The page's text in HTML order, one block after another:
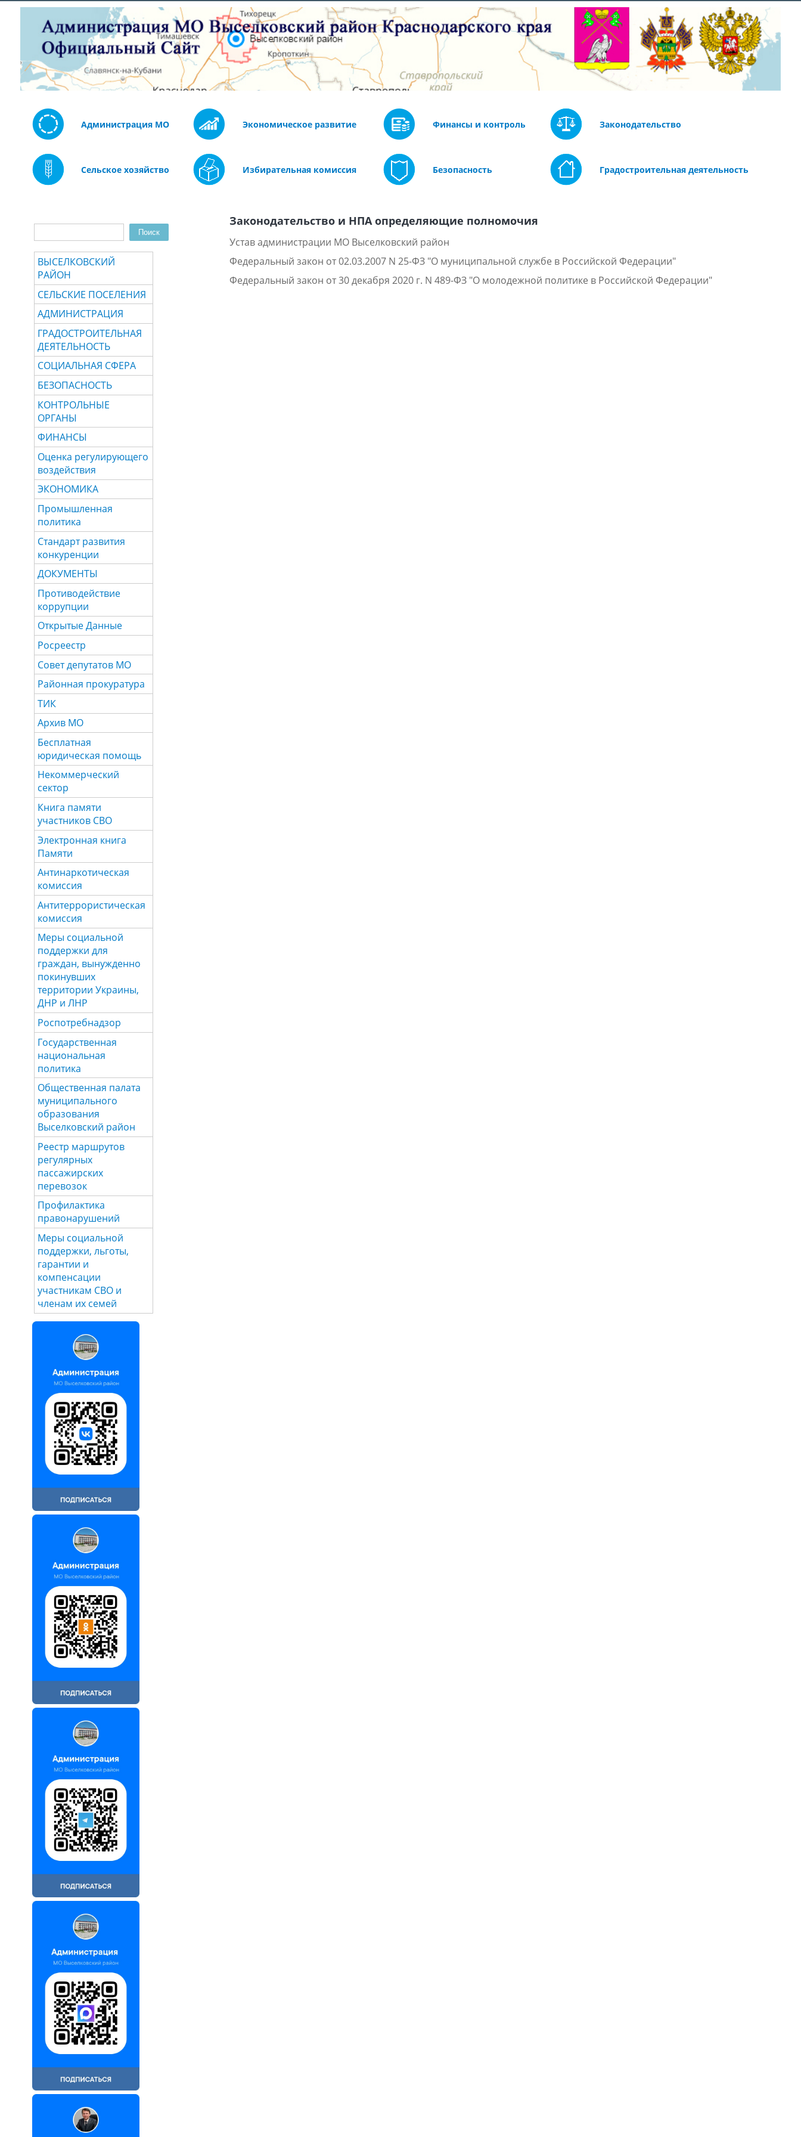
Администрация МО Экономическое развитие Финансы и контроль Законодательство
Сельское хозяйство Избирательная комиссия Безопасность Градостроительная деятельность
Законодательство и НПА определяющие полномочия
Устав администрации МО Выселковский район
Федеральный закон от 02.03.2007 N 25-ФЗ "О муниципальной службе в Российской Федерации"
Федеральный закон от 30 декабря 2020 г. N 489-ФЗ "О молодежной политике в Российской Федерации"
Поиск
ВЫСЕЛКОВСКИЙ
РАЙОН
СЕЛЬСКИЕ ПОСЕЛЕНИЯ
АДМИНИСТРАЦИЯ
ГРАДОСТРОИТЕЛЬНАЯ
ДЕЯТЕЛЬНОСТЬ
СОЦИАЛЬНАЯ СФЕРА
БЕЗОПАСНОСТЬ
КОНТРОЛЬНЫЕ
ОРГАНЫ
ФИНАНСЫ
Оценка регулирующего
воздействия
ЭКОНОМИКА
Промышленная
политика
Стандарт развития
конкуренции
ДОКУМЕНТЫ
Противодействие
коррупции
Открытые Данные
Росреестр
Совет депутатов МО
Районная прокуратура
ТИК
Архив МО
Бесплатная
юридическая помощь
Некоммерческий
сектор
Книга памяти
участников СВО
Электронная книга
Памяти
Антинаркотическая
комиссия
Антитеррористическая
комиссия
Меры социальной
поддержки для
граждан, вынужденно
покинувших
территории Украины,
ДНР и ЛНР
Роспотребнадзор
Государственная
национальная
политика
Общественная палата
муниципального
образования
Выселковский район
Реестр маршрутов
регулярных
пассажирских
перевозок
Профилактика
правонарушений
Меры социальной
поддержки, льготы,
гарантии и
компенсации
участникам СВО и
членам их семей